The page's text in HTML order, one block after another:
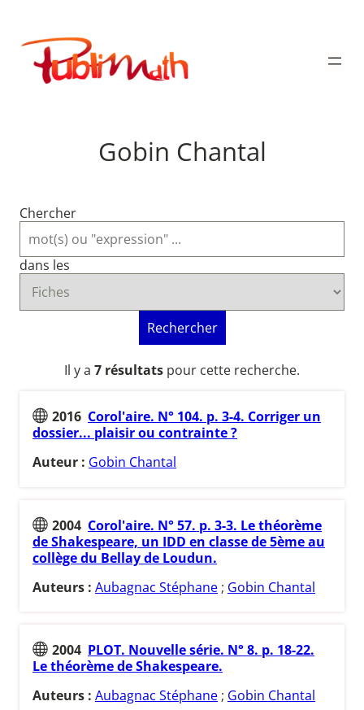
contenu
Publimath
Gobin Chantal
Chercher
dans les
Rechercher
Il y a 7 résultats pour cette recherche.
2016 Corol'aire. N° 104. p. 3-4. Corriger un
dossier... plaisir ou contrainte ?
Auteur : Gobin Chantal
2004 Corol'aire. N° 57. p. 3-3. Le théorème
de Shakespeare, un IDD en classe de 5ème au
collège du Bellay de Loudun.
Auteurs : Aubagnac Stéphane ; Gobin Chantal
2004 PLOT. Nouvelle série. N° 8. p. 18-22.
Le théorème de Shakespeare.
Auteurs : Aubagnac Stéphane ; Gobin Chantal